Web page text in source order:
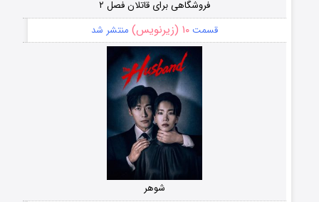
فروشگاهی برای قاتلان فصل ۲
قسمت۱۰ (زیرنویس) منتشر شد
شوهر